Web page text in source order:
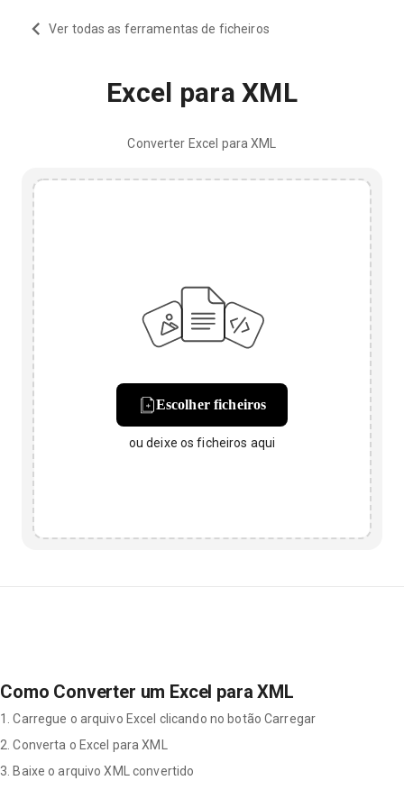
Ver todas as ferramentas de ficheiros
Excel para XML
Converter Excel para XML
Escolher ficheiros
ou deixe os ficheiros aqui
Como Converter um Excel para XML
1. Carregue o arquivo Excel clicando no botão Carregar
2. Converta o Excel para XML
3. Baixe o arquivo XML convertido